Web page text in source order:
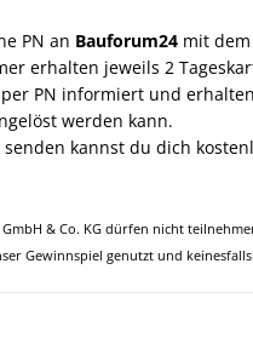
PN an Bauforum24 mit
erhalten jeweils 2
PN informiert und
werden kann.
kannst du dich
& Co. KG dürfen nicht
Gewinnspiel genutzt und